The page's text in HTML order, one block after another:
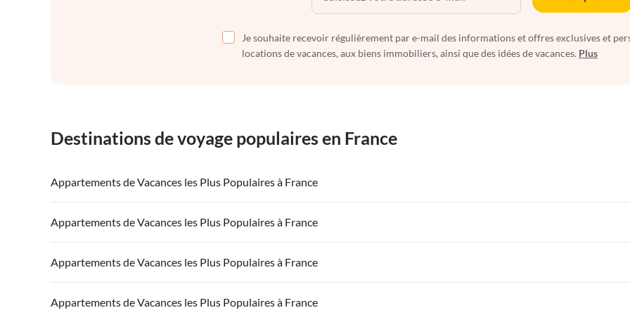
Je souhaite recevoir régulièrement par e-mail des informations et offres exclusives et
locations de vacances, aux biens immobiliers, ainsi que des idées de vacances. Plus
Destinations de voyage populaires en France
Appartements de Vacances les Plus Populaires à France
Appartements de Vacances à France Appartements de Vacances à Paris-Ile de France
Appartements de Vacances à Côte atlantique Appartements de Vacances à la Normandie Appartements de Vacances à Sud de la
Appartements de Vacances à Côte d'Azur
Appartements de Vacances les Plus Populaires à France
Appartements de Vacances à France Appartements de Vacances à Paris-Ile de France
Appartements de Vacances à Côte atlantique Appartements de Vacances à la Normandie Appartements de Vacances à Sud de la
Appartements de Vacances à Côte d'Azur
Appartements de Vacances les Plus Populaires à France
Appartements de Vacances à France Appartements de Vacances à Paris-Ile de France
Appartements de Vacances les Plus Populaires à France